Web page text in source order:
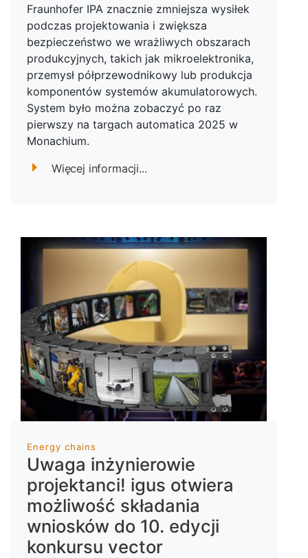
Fraunhofer IPA znacznie zmniejsza wysiłek
podczas projektowania i zwiększa
bezpieczeństwo we wrażliwych obszarach
produkcyjnych, takich jak mikroelektronika,
przemysł półprzewodnikowy lub produkcja
komponentów systemów akumulatorowych.
System było można zobaczyć po raz
pierwszy na targach automatica 2025 w
Monachium.
Więcej informacji...
Energy chains
Uwaga inżynierowie
projektanci! igus otwiera
możliwość składania
wniosków do 10. edycji
konkursu vector